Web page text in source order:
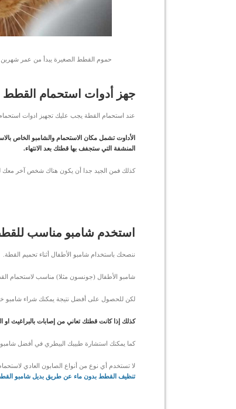
حموم القطط الصغيرة يبدأ من عمر
جهز أدوات استحمام القطط
عند استحمام القطة يجب عليك تجهيز ادوات
الأداوت تشمل مكان الاستحمام والشامبو الخاص
المنشفة التي ستجفف بها قطتك بعد الانتهاء.
كذلك فمن الجيد جدا أن يكون هناك شخص آخر معك
استخدم شامبو مناسب
ننصحك باستخدام شامبو الأطفال أثناء تحميم القطة.
شامبو الأطفال (جونسون مثلا) مناسب لاستحمام
لكن للحصول على أفضل نتيجة يمكنك شراء شامبو
كذلك إذا كانت قطتك تعاني من إصابات بالبراغيث
كما يمكنك استشارة طبيبك البيطري في أفضل
لا تستخدم أي نوع من أنواع الصابون العادي
تنظيف القطط بدون ماء عن طريق بديل شامبو